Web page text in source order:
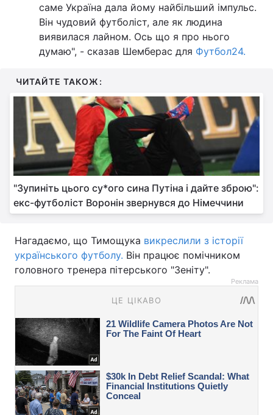
саме Україна дала йому найбільший імпульс.
Він чудовий футболіст, але як людина
виявилася лайном. Ось що я про нього
думаю", - сказав Шемберас для Футбол24.
ЧИТАЙТЕ ТАКОЖ:
"Зупиніть цього су*ого сина Путіна і дайте зброю":
екс-футболіст Воронін звернувся до Німеччини
Нагадаємо, що Тимощука викреслили з історії
українського футболу. Він працює помічником
головного тренера пітерського "Зеніту".
Реклама